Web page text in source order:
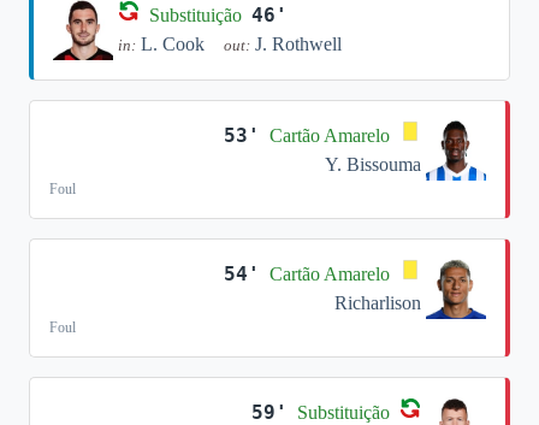
Substituição 46'
in: L. Cook out: J. Rothwell
53'
Cartão Amarelo
Y. Bissouma
Foul
54'
Cartão Amarelo
Richarlison
Foul
59' Substituição